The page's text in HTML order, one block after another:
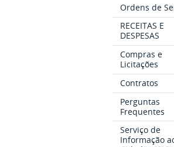
Ordens de
RECEITAS E
DESPESAS
Compras e
Licitações
Contratos
Perguntas
Frequentes
Serviço de
Informação